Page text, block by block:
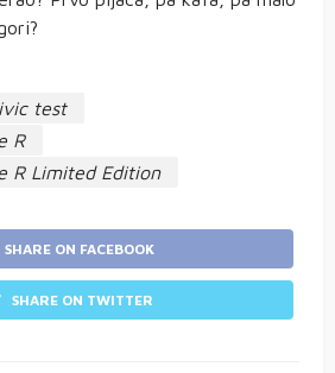
test
R
R Limited Edition
SHARE ON FACEBOOK
SHARE ON TWITTER